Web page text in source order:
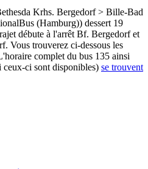
Krhs. Bergedorf > Bille-Bad
(Hamburg)) dessert 19
débute à l'arrêt Bf. Bergedorf et
Vous trouverez ci-dessous les
complet du bus 135 ainsi
ceux-ci sont disponibles) se trouvent